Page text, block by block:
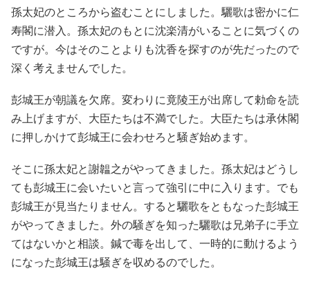
孫太妃のところから盗むことにしました。驪歌は密かに仁
寿閣に潜入。孫太妃のもとに沈楽清がいることに気づくの
ですが。今はそのことよりも沈香を探すのが先だったので
深く考えませんでした。
彭城王が朝議を欠席。変わりに竟陵王が出席して勅命を読
み上げますが、大臣たちは不満でした。大臣たちは承休閣
に押しかけて彭城王に会わせろと騒ぎ始めます。
そこに孫太妃と謝韞之がやってきました。孫太妃はどうし
ても彭城王に会いたいと言って強引に中に入ります。でも
彭城王が見当たりません。すると驪歌をともなった彭城王
がやってきました。外の騒ぎを知った驪歌は兄弟子に手立
てはないかと相談。鍼で毒を出して、一時的に動けるよう
になった彭城王は騒ぎを収めるのでした。